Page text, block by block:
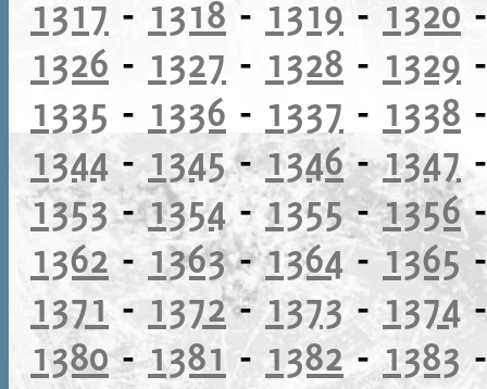
1317 - 1318 - 1319 - 1320
1326 - 1327 - 1328 - 1329
1335 - 1336 - 1337 - 1338
1344- 1345-1346-1347
1353-1354-1355-1356
1362 - 1363-1364 -1365
1371 - 1372-1373- 1374
1380-1381 - 1382- 1383